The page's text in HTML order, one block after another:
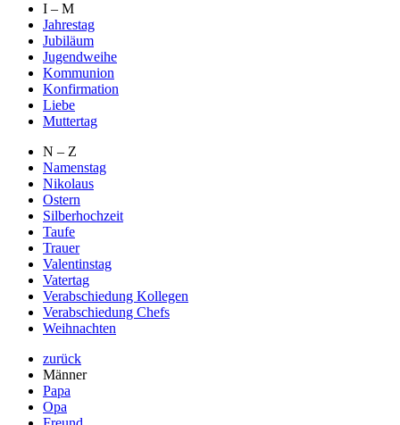
I – M
Jahrestag
Jubiläum
Jugendweihe
Kommunion
Konfirmation
Liebe
Muttertag
N – Z
Namenstag
Nikolaus
Ostern
Silberhochzeit
Taufe
Trauer
Valentinstag
Vatertag
Verabschiedung Kollegen
Verabschiedung Chefs
Weihnachten
zurück
Männer
Papa
Opa